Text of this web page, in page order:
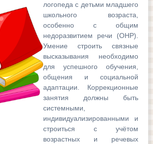
логопеда с детьми младшего
школьного возраста,
особенно с общим
недоразвитием речи (ОНР).
Умение строить связные
высказывания необходимо
для успешного обучения,
общения и социальной
адаптации. Коррекционные
занятия должны быть
системными,
индивидуализированными и
строиться с учётом
возрастных и речевых